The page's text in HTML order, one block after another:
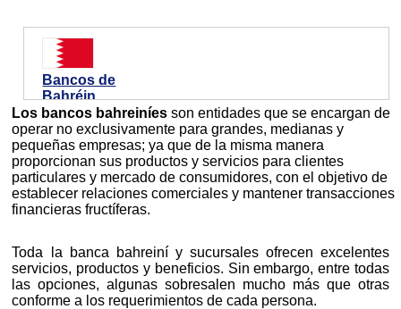
Bancos de
Bahréin
Los bancos bahreiníes son entidades que se encargan de
operar no exclusivamente para grandes, medianas y
pequeñas empresas; ya que de la misma manera
proporcionan sus productos y servicios para clientes
particulares y mercado de consumidores, con el objetivo de
establecer relaciones comerciales y mantener transacciones
financieras fructíferas.
Toda la banca bahreiní y sucursales ofrecen excelentes
servicios, productos y beneficios. Sin embargo, entre todas
las opciones, algunas sobresalen mucho más que otras
conforme a los requerimientos de cada persona.